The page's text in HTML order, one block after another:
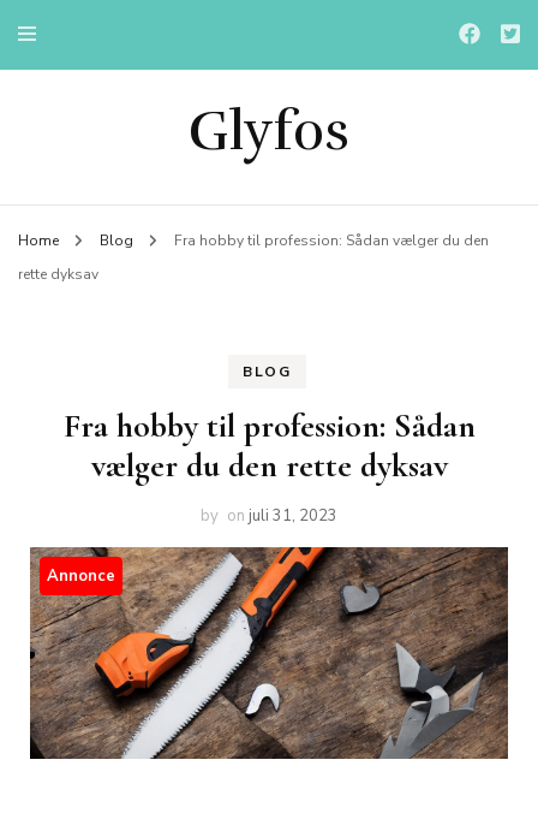
Glyfos
Home Blog
Fra hobby til profession: Sådan vælger du den
rette dyksav
BLOG
Fra hobby til profession: Sådan
vælger du den rette dyksav
by on juli 31, 2023
Annonce